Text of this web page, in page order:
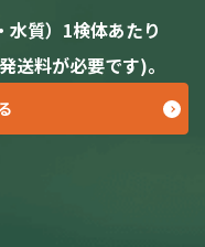
質）1検体あたり
送料が必要です)。